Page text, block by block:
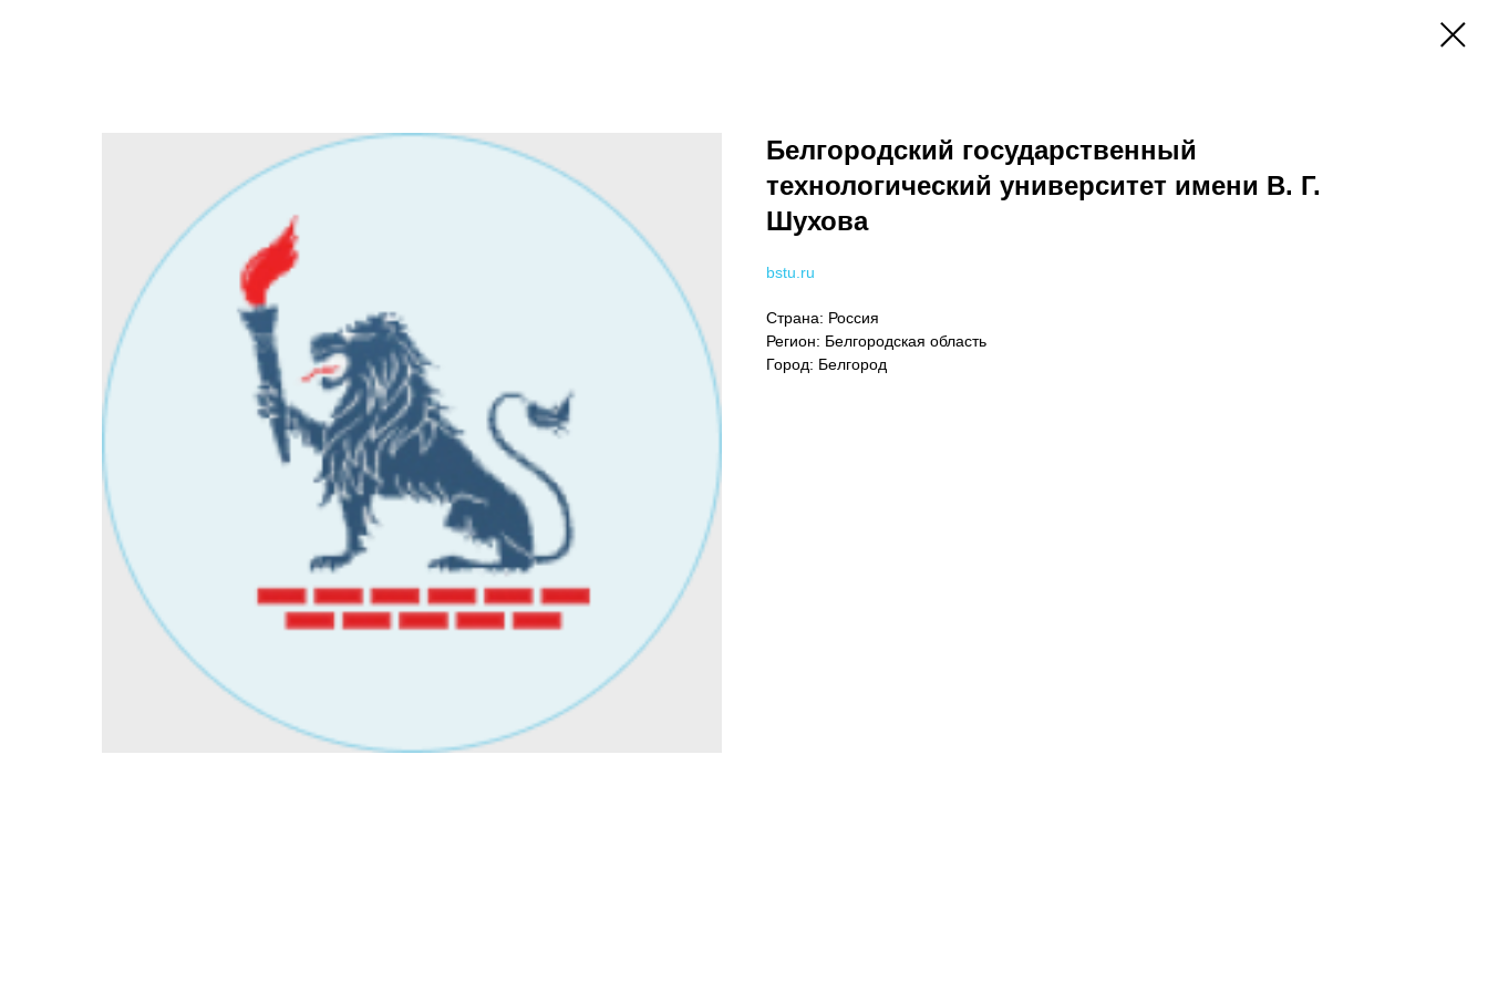
Белгородский государственный
технологический университет имени В. Г.
Шухова
bstu.ru
Страна: Россия
Регион: Белгородская область
Город: Белгород